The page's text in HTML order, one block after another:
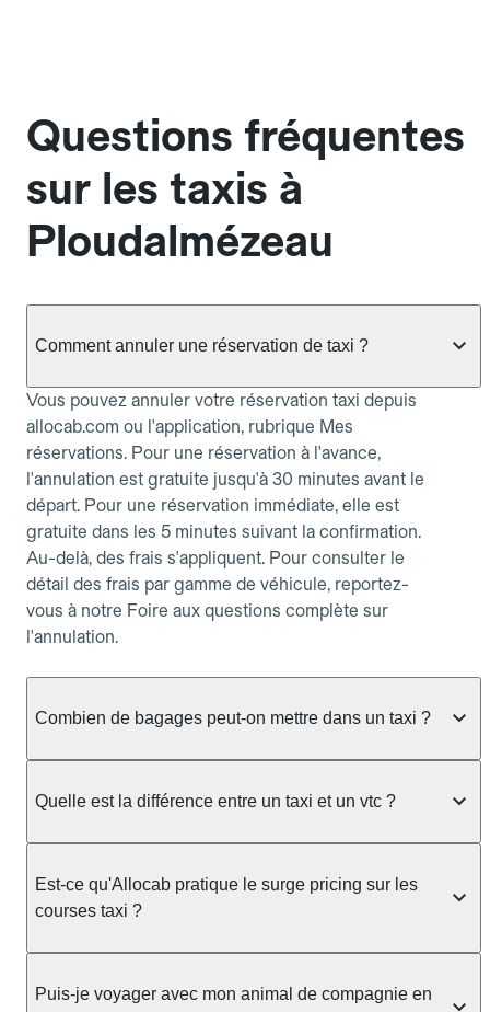
Questions fréquentes
sur les taxis à
Ploudalmézeau
Comment annuler une réservation de taxi ?
Vous pouvez annuler votre réservation taxi depuis
allocab.com ou l'application, rubrique Mes
réservations. Pour une réservation à l'avance,
l'annulation est gratuite jusqu'à 30 minutes avant le
départ. Pour une réservation immédiate, elle est
gratuite dans les 5 minutes suivant la confirmation.
Au-delà, des frais s'appliquent. Pour consulter le
détail des frais par gamme de véhicule, reportez-
vous à notre Foire aux questions complète sur
l'annulation.
Combien de bagages peut-on mettre dans un taxi ?
taxi berline accueille en général jusqu'à 3 bagages
ou nombreux, précisez-le dans le champ "Message
au chauffeur" lors de la réservation. Le prix n'est
pas impacté par le nombre de bagages.
Quelle est la différence entre un taxi et un vtc ?
prendre en charge directement dans la rue, à une
station ou sur réservation, avec un tarif au
réservation et propose un prix fixe annoncé à
l'avance. Chez Allocab, réservez facilement votre
Est-ce qu'Allocab pratique le surge pricing sur les
courses taxi ?
réglementation préfectorale et suit un barème
Puis-je voyager avec mon animal de compagnie en